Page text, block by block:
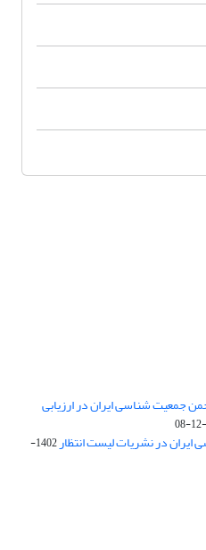
جمعیت شناسی ایران در ارزیابی
ایران در نشریات لیست انتظار
1402-